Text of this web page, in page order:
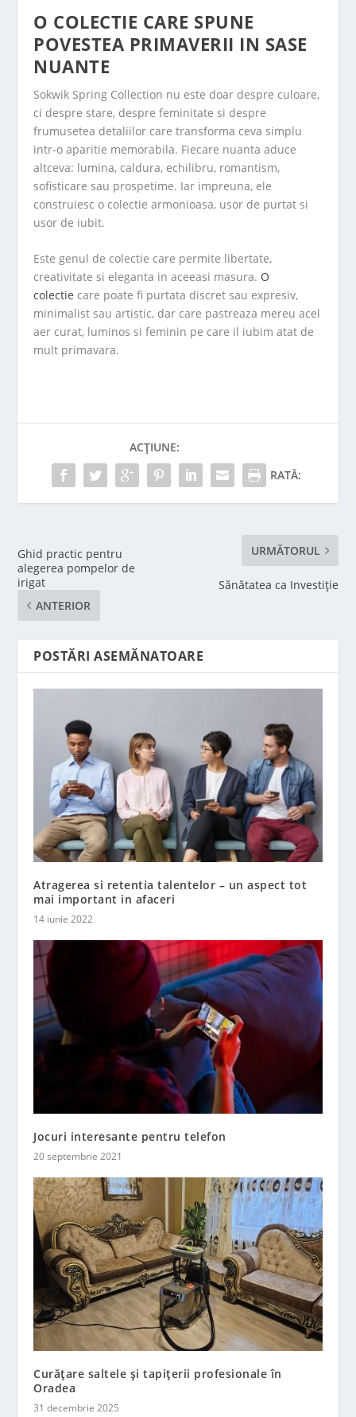
O COLECTIE CARE SPUNE
POVESTEA PRIMAVERII IN SASE
NUANTE
Sokwik Spring Collection nu este doar despre culoare,
ci despre stare, despre feminitate si despre
frumusetea detaliilor care transforma ceva simplu
intr-o aparitie memorabila. Fiecare nuanta aduce
altceva: lumina, caldura, echilibru, romantism,
sofisticare sau prospetime. Iar impreuna, ele
construiesc o colectie armonioasa, usor de purtat si
usor de iubit.
Este genul de colectie care permite libertate,
creativitate si eleganta in aceeasi masura. O
colectie care poate fi purtata discret sau expresiv,
minimalist sau artistic, dar care pastreaza mereu acel
aer curat, luminos si feminin pe care il iubim atat de
mult primavara.
ACȚIUNE:
RATĂ:
Ghid practic pentru
alegerea pompelor de
irigat
ANTERIOR
URMĂTORUL
Sănătatea ca Investiție
POSTĂRI ASEMĂNATOARE
Atragerea si retentia talentelor – un aspect tot
mai important in afaceri
14 iunie 2022
Jocuri interesante pentru telefon
20 septembrie 2021
Curățare saltele și tapițerii profesionale în
Oradea
31 decembrie 2025